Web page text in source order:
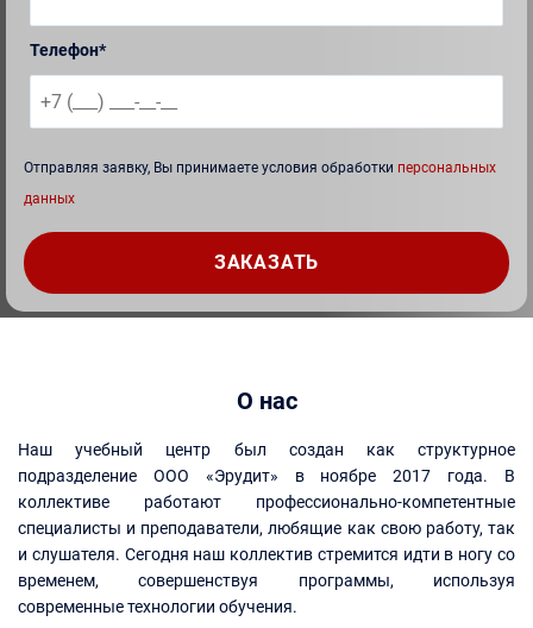
Телефон*
Отправляя заявку, Вы принимаете условия обработки персональных
данных
О нас
Наш учебный центр был создан как структурное
подразделение ООО «Эрудит» в ноябре 2017 года. В
коллективе работают профессионально-компетентные
специалисты и преподаватели, любящие как свою работу, так
и слушателя. Сегодня наш коллектив стремится идти в ногу со
временем, совершенствуя программы, используя
современные технологии обучения.